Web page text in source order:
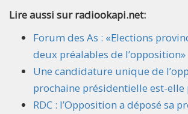
Lire aussi sur radiookapi.net:
Forum des As : «Elections
deux préalables de l’opposition»
Une candidature unique de
prochaine présidentielle est-elle
RDC : l’Opposition a déposé sa